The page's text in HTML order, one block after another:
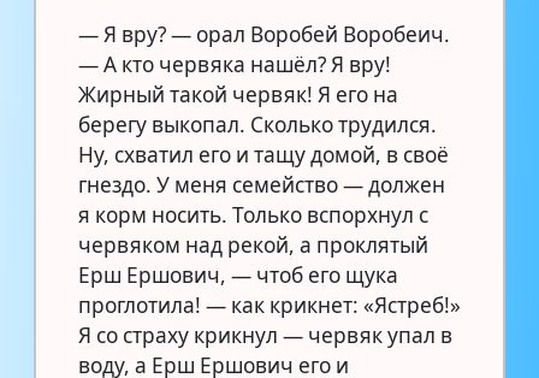
— Я вру? — орал Воробей Воробеич.
— А кто червяка нашёл? Я вру!
Жирный такой червяк! Я его на
берегу выкопал. Сколько трудился.
Ну, схватил его и тащу домой, в своё
гнездо. У меня семейство — должен
я корм носить. Только вспорхнул с
червяком над рекой, а проклятый
Ерш Ершович, — чтоб его щука
проглотила! — как крикнет: «Ястреб!»
Я со страху крикнул — червяк упал в
воду, а Ерш Ершович его и